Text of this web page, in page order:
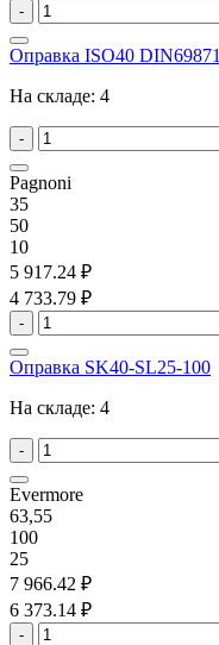
-
Оправка ISO40
На складе: 4
-
Pagnoni
35
50
10
5 917.24 ₽
4 733.79 ₽
-
Оправка SK40-SL25-100
На складе: 4
-
Evermore
63,55
100
25
7 966.42 ₽
6 373.14 ₽
-